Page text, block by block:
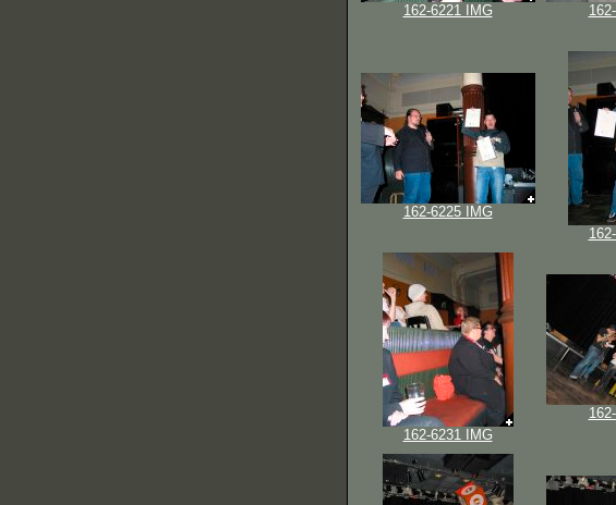
162-6221 IMG
162-6225 IMG
162-6231 IMG